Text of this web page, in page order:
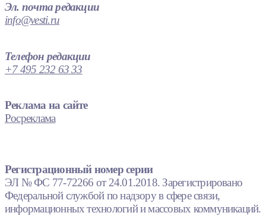
Эл. почта редакции
info@vesti.ru
Телефон редакции
+7 495 232 63 33
Реклама на сайте
Росреклама
Регистрационный номер серии
ЭЛ № ФС 77-72266 от 24.01.2018. Зарегистрировано
Федеральной службой по надзору в сфере связи,
информационных технологий и массовых коммуникаций.